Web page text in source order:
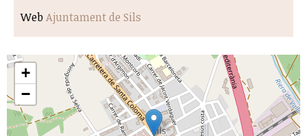
Web Ajuntament de Sils
+
−